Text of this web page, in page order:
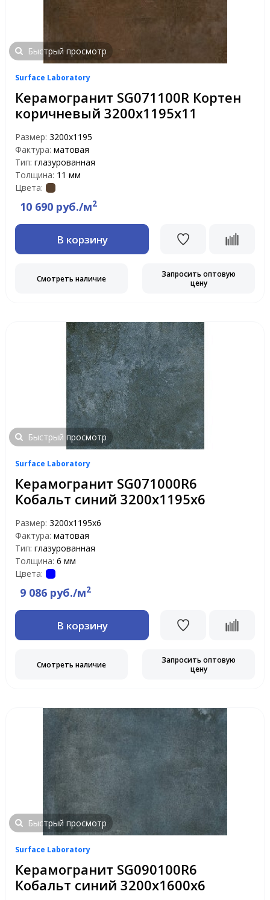
Быстрый просмотр
Surface Laboratory
Керамогранит SG071100R Кортен
коричневый 3200х1195х11
Размер: 3200x1195
Фактура: матовая
Тип: глазурованная
Толщина: 11 мм
Цвета:
10 690 руб./м2
В корзину
Смотреть наличие
Запросить оптовую
цену
Быстрый просмотр
Surface Laboratory
Керамогранит SG071000R6
Кобальт синий 3200х1195х6
Размер: 3200х1195х6
Фактура: матовая
Тип: глазурованная
Толщина: 6 мм
Цвета:
9 086 руб./м2
В корзину
Смотреть наличие
Запросить оптовую
цену
Быстрый просмотр
Surface Laboratory
Керамогранит SG090100R6
Кобальт синий 3200х1600х6